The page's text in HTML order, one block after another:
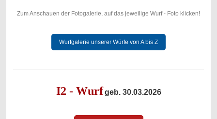
Zum Anschauen der Fotogalerie, auf das jeweilige Wurf - Foto klicken!
Wurfgalerie unserer Würfe von A bis Z
I2 - Wurf geb. 30.03.2026